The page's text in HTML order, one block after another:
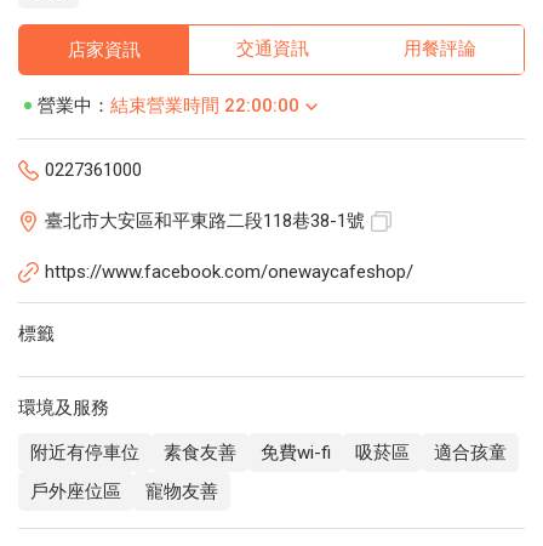
店家資訊 交通資訊 用餐評論
營業中： 結束營業時間 22:00:00
0227361000
臺北市大安區和平東路二段118巷38-1號
https://www.facebook.com/onewaycafeshop/
標籤
環境及服務
附近有停車位 素食友善 免費wi-fi 吸菸區
適合孩童
戶外座位區
寵物友善